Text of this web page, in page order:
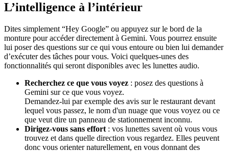
L’intelligence à l’intérieur
Dites simplement “Hey Google” ou appuyez sur le bord de la
monture pour accéder directement à Gemini. Vous pourrez ensuite
lui poser des questions sur ce qui vous entoure ou bien lui demander
d’exécuter des tâches pour vous. Voici quelques-unes des
fonctionnalités qui seront disponibles avec les lunettes audio.
Recherchez ce que vous voyez : posez des questions à
Gemini sur ce que vous voyez.
Demandez-lui par exemple des avis sur le restaurant devant
lequel vous passez, le nom d'un nuage que vous voyez ou ce
que veut dire un panneau de stationnement inconnu.
Dirigez-vous sans effort : vos lunettes savent où vous vous
trouvez et dans quelle direction vous regardez. Elles peuvent
donc vous orienter naturellement, en vous donnant des